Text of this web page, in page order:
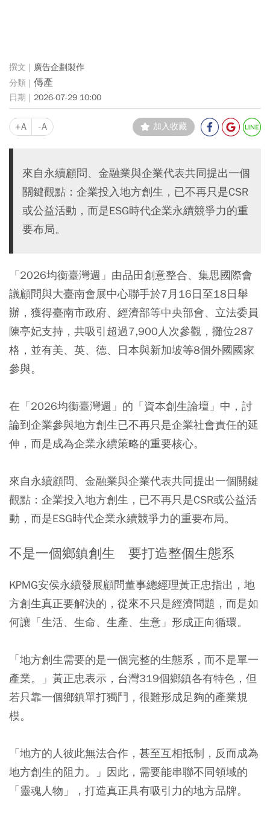
廣告企劃製作
傳產
2026-07-29 10:00
+A -A 加入收藏
來自永續顧問、金融業與企業代表共同提出一個
關鍵觀點：企業投入地方創生，已不再只是CSR
或公益活動，而是ESG時代企業永續競爭力的重
要布局。
「2026均衡臺灣週」由品田創意整合、集思國際會
議顧問與大臺南會展中心聯手於7月16日至18日舉
辦，獲得臺南市政府、經濟部等中央部會、立法委員
陳亭妃支持，共吸引超過7,900人次參觀，攤位287
格，並有美、英、德、日本與新加坡等8個外國國家
參與。
在「2026均衡臺灣週」的「資本創生論壇」中，討
論到企業參與地方創生已不再只是企業社會責任的延
伸，而是成為企業永續策略的重要核心。
來自永續顧問、金融業與企業代表共同提出一個關鍵
觀點：企業投入地方創生，已不再只是CSR或公益活
動，而是ESG時代企業永續競爭力的重要布局。
不是一個鄉鎮創生 要打造整個生態系
KPMG安侯永續發展顧問董事總經理黃正忠指出，地
方創生真正要解決的，從來不只是經濟問題，而是如
何讓「生活、生命、生產、生意」形成正向循環。
「地方創生需要的是一個完整的生態系，而不是單一
產業。」黃正忠表示，台灣319個鄉鎮各有特色，但
若只靠一個鄉鎮單打獨鬥，很難形成足夠的產業規
模。
「地方的人彼此無法合作，甚至互相抵制，反而成為
地方創生的阻力。」因此，需要能串聯不同領域的
「靈魂人物」，打造真正具有吸引力的地方品牌。